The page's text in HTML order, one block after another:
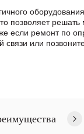
позволяет
если ремонт по
или